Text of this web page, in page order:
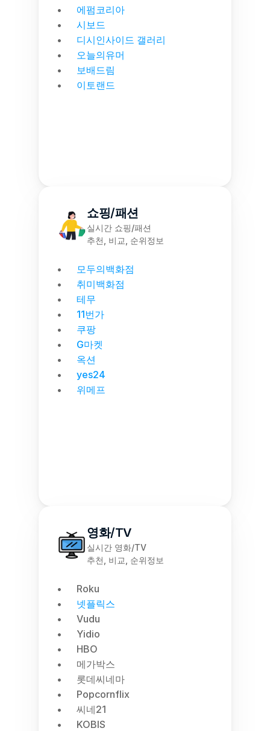
에펌코리아
시보드
디시인사이드 갤러리
오늘의유머
보배드림
이토랜드
쇼핑/패션
실시간 쇼핑/패션
추천, 비교, 순위정보
모두의백화점
취미백화점
테무
11번가
쿠팡
G마켓
옥션
yes24
위메프
영화/TV
실시간 영화/TV
추천, 비교, 순위정보
Roku
넷플릭스
Vudu
Yidio
HBO
메가박스
롯데씨네마
Popcornflix
씨네21
KOBIS